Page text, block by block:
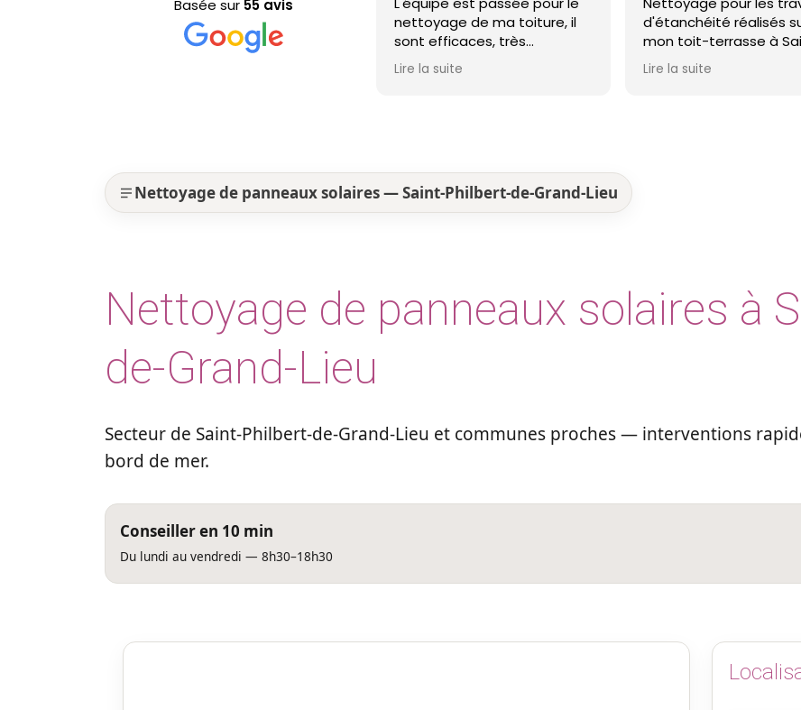
Basée sur 55 avis
nettoyage de ma toiture, il
sont efficaces, très
professionnels et ma toiture
est nickel ! Je recommande !
Lire la suite
d'étanchéité réalisés sur
mon toit-terrasse à Saint-
Nazaire. Entreprise réactive,
professionnelle et agréable.
yeux fermés !
Lire la suite
Nettoyage de panneaux solaires — Saint-Philbert-de-Grand-Lieu
Nettoyage de panneaux solaires à
de-Grand-Lieu
Secteur de Saint-Philbert-de-Grand-Lieu et communes proches — interventions
bord de mer.
Conseiller en 10 min
Du lundi au vendredi — 8h30–18h30